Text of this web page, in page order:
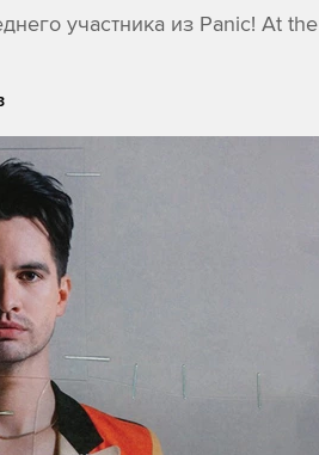
участника из Panic! At the